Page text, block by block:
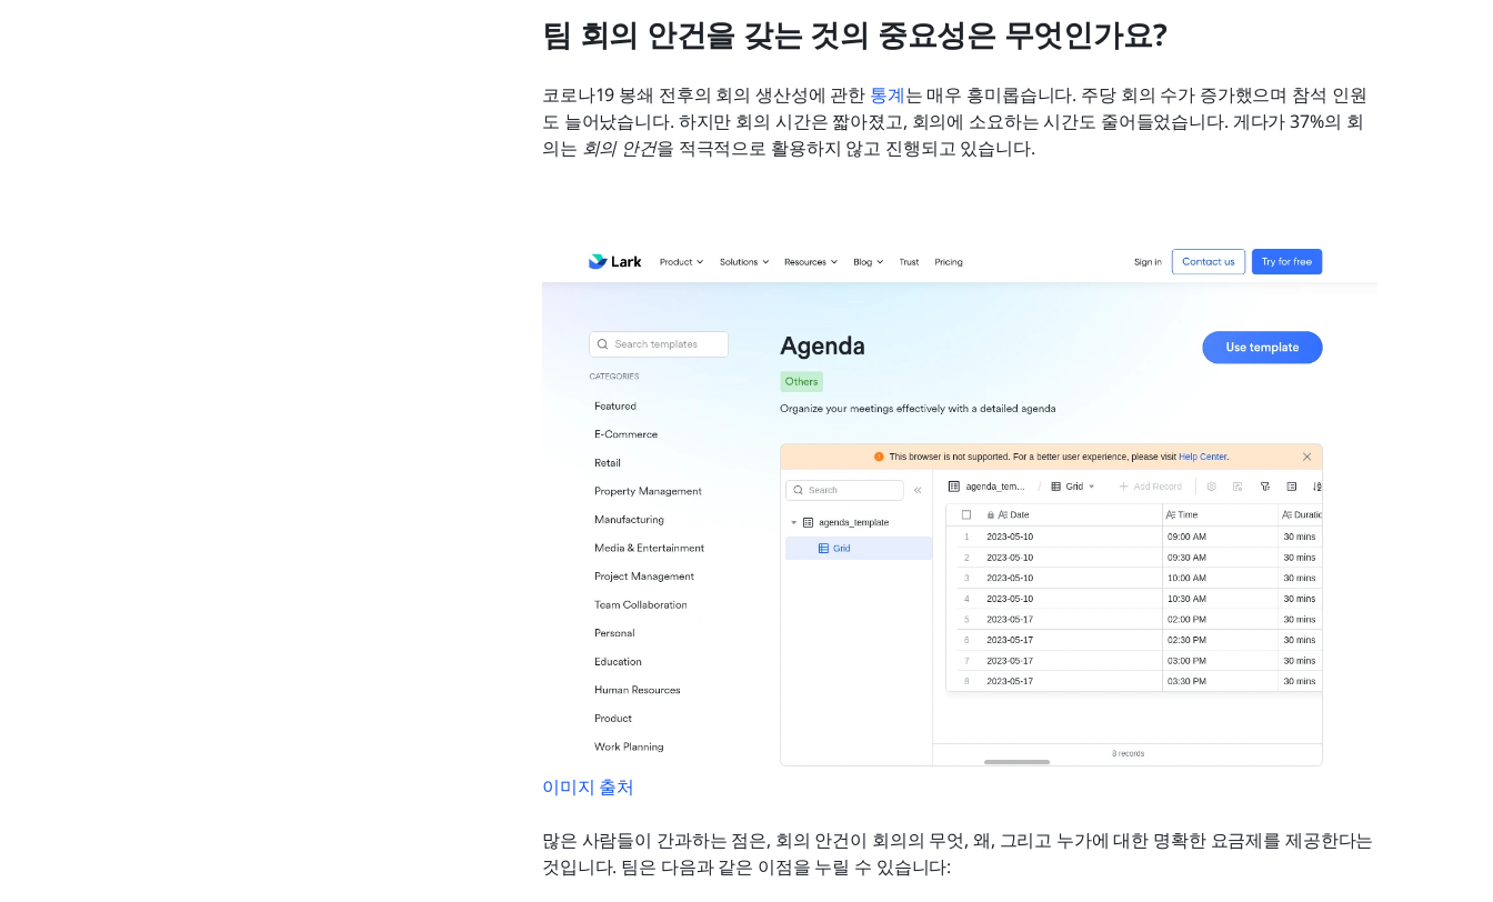
팀 회의 안건을 갖는 것의 중요성은 무엇인가요?
코로나19 봉쇄 전후의 회의 생산성에 관한 통계는 매우 흥미롭습니다. 주당 회의 수가 증가했으며 참석 인원
도 늘어났습니다. 하지만 회의 시간은 짧아졌고, 회의에 소요하는 시간도 줄어들었습니다. 게다가 37%의 회
의는 회의 안건을 적극적으로 활용하지 않고 진행되고 있습니다.
이미지 출처
많은 사람들이 간과하는 점은, 회의 안건이 회의의 무엇, 왜, 그리고 누가에 대한 명확한 요금제를 제공한다는
것입니다. 팀은 다음과 같은 이점을 누릴 수 있습니다: